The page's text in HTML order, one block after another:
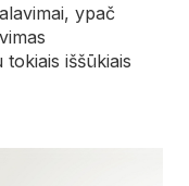
ypač
iššūkiais